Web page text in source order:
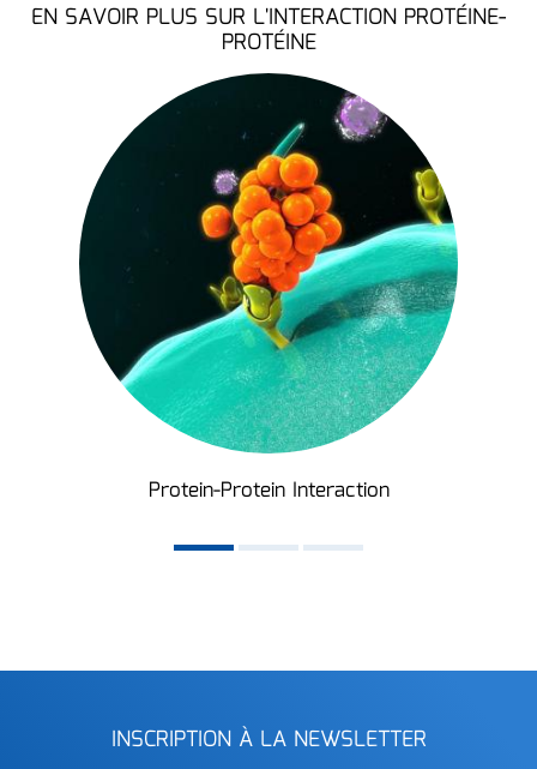
EN SAVOIR PLUS SUR L'INTERACTION PROTÉINE-
PROTÉINE
Protein-Protein Interaction
INSCRIPTION À LA NEWSLETTER